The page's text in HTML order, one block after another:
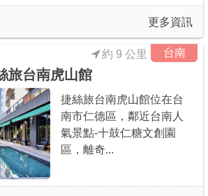
更多資訊
台南
旅台南虎山館
約 9 公里
捷絲旅台南虎山館位在台
南市仁德區，鄰近台南人
氣景點-十鼓仁糖文創園
區，離奇...